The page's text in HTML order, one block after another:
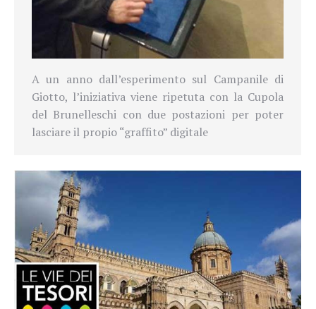
A un anno dall’esperimento sul Campanile di
Giotto, l’iniziativa viene ripetuta con la Cupola
del Brunelleschi con due postazioni per poter
lasciare il propio “graffito” digitale